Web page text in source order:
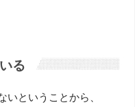
る
いということから、